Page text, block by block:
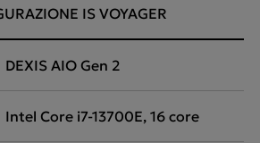
IS VOYAGER
DEXIS AIO Gen 2
Intel Core i7-13700E, 16 core